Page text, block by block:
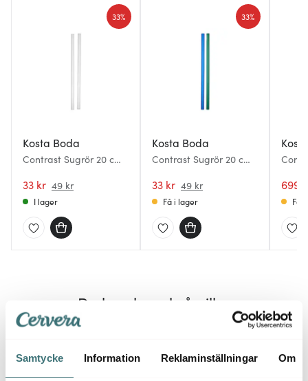
Samtycke Information Reklaminställningar Om
Kosta Boda
Contrast Sugrör 20 cm
33 kr 49 kr
33%
I lager
Kosta Boda
Contrast Sugrör 20 cm
33 kr 49 kr
33%
Få i lager
699
Få
Du kanske också gillar
45% 35%